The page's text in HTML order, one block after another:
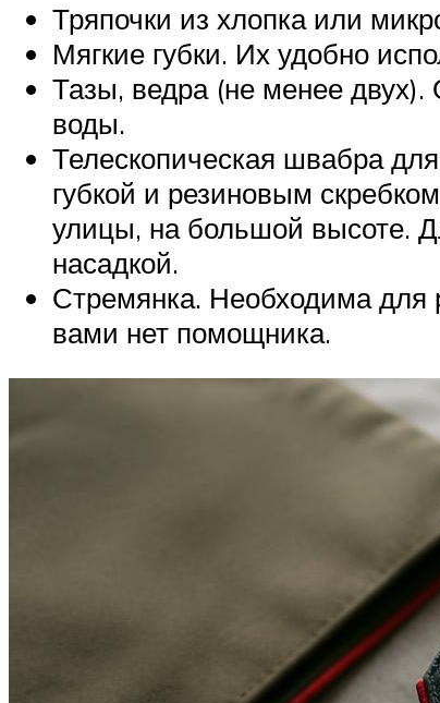
Тряпочки из хлопка или
Мягкие губки. Их удобно
Тазы, ведра (не менее
воды.
Телескопическая швабра
губкой и резиновым
улицы, на большой высоте.
насадкой.
Стремянка. Необходима для
вами нет помощника.